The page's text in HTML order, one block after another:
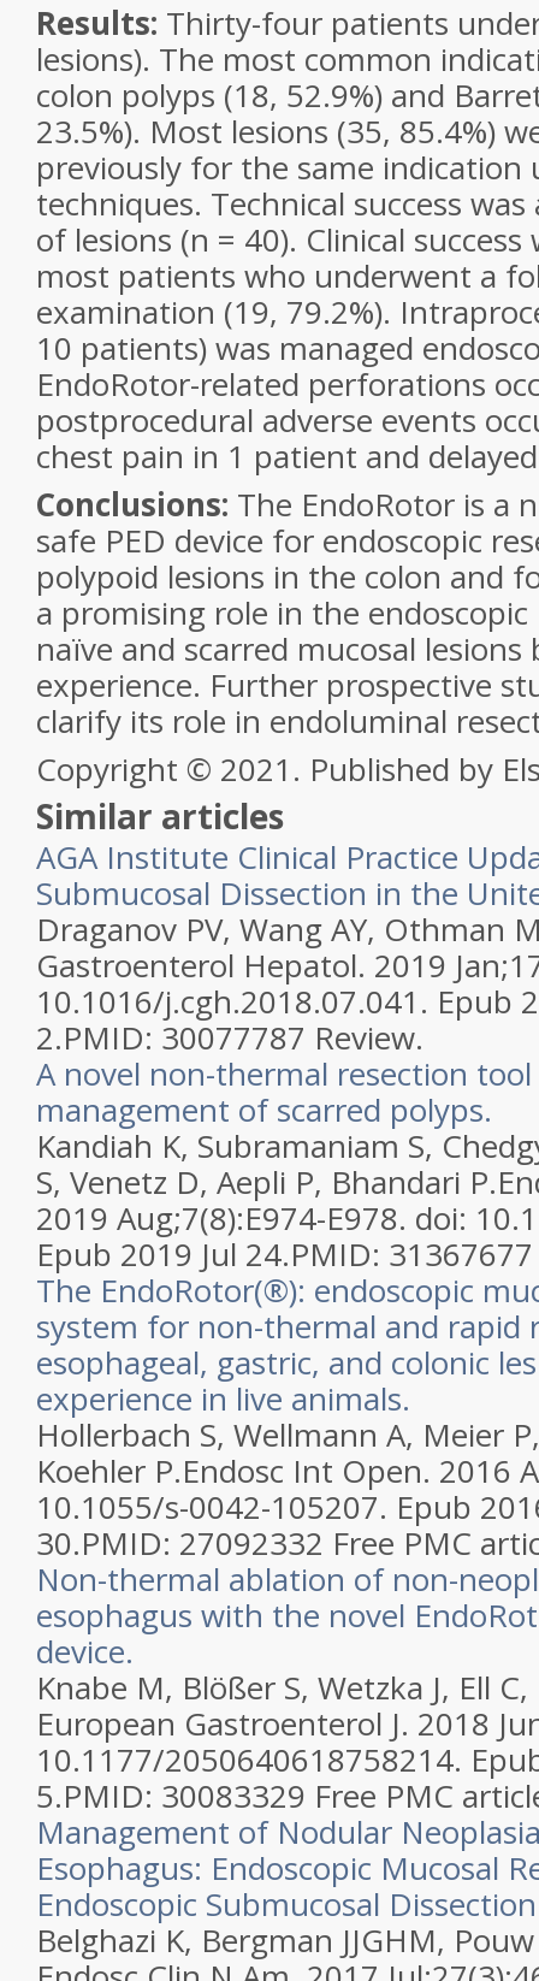
Results: Thirty-four patients
lesions). The most common
colon polyps (18, 52.9%) and
23.5%). Most lesions (35, 85.4%)
previously for the same indication
techniques. Technical success
of lesions (n = 40). Clinical success
most patients who underwent a
examination (19, 79.2%).
10 patients) was managed
EndoRotor-related perforations
postprocedural adverse events
chest pain in 1 patient and
Conclusions: The EndoRotor is a
safe PED device for endoscopic
polypoid lesions in the colon and
a promising role in the
naïve and scarred mucosal
experience. Further prospective
clarify its role in endoluminal
Copyright © 2021. Published by
Similar articles
AGA Institute Clinical Practice
Submucosal Dissection in the
Draganov PV, Wang AY, Othman
Gastroenterol Hepatol. 2019
10.1016/j.cgh.2018.07.041. Epub
2.PMID: 30077787 Review.
A novel non-thermal resection
management of scarred polyps.
Kandiah K, Subramaniam S,
S, Venetz D, Aepli P, Bhandari P.
2019 Aug;7(8):E974-E978. doi:
Epub 2019 Jul 24.PMID: 31367677
The EndoRotor(®): endoscopic
system for non-thermal and rapid
esophageal, gastric, and colonic
experience in live animals.
Hollerbach S, Wellmann A, Meier
Koehler P.Endosc Int Open. 2016
10.1055/s-0042-105207. Epub
30.PMID: 27092332 Free PMC
Non-thermal ablation of non-
esophagus with the novel
device.
Knabe M, Blößer S, Wetzka J, Ell
European Gastroenterol J. 2018
10.1177/2050640618758214.
5.PMID: 30083329 Free PMC
Management of Nodular
Esophagus: Endoscopic Mucosal
Endoscopic Submucosal
Belghazi K, Bergman JJGHM,